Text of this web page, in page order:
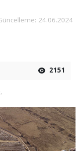
24.06.2024
2151